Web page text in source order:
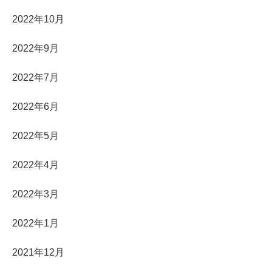
2022年10月
2022年9月
2022年7月
2022年6月
2022年5月
2022年4月
2022年3月
2022年1月
2021年12月